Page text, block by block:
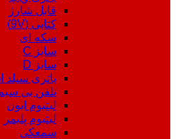
قابل شارژ
کتابی (9V)
سکه ای
سایز C
سایز D
باتری سیلد
تلفن بی
لیتیوم ایون
لیتیوم پلیمر
سمعکی